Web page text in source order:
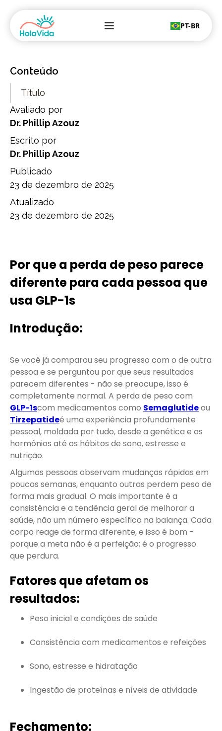
PT-BR
Conteúdo
Título
Avaliado por
Dr. Phillip Azouz
Escrito por
Dr. Phillip Azouz
Publicado
23 de dezembro de 2025
Atualizado
23 de dezembro de 2025
Por que a perda de peso parece
diferente para cada pessoa que
usa GLP-1s
Introdução:
Se você já comparou seu progresso com o de outra
pessoa e se perguntou por que seus resultados
parecem diferentes - não se preocupe, isso é
completamente normal. A perda de peso com
GLP-1scom medicamentos como Semaglutideou
Tirzepatideé uma experiência profundamente
pessoal, moldada por tudo, desde a genética e os
hormônios até os hábitos de sono, estresse e
nutrição.
Algumas pessoas observam mudanças rápidas em
poucas semanas, enquanto outras perdem peso de
forma mais gradual. O mais importante é a
consistência e a tendência geral de melhorar a
saúde, não um número específico na balança. Cada
corpo reage de forma diferente, e isso é bom -
porque a meta não é a perfeição; é o progresso
que perdura.
Fatores que afetam os
resultados:
Peso inicial e condições de saúde
Consistência com medicamentos e refeições
Sono, estresse e hidratação
Ingestão de proteínas e níveis de atividade
Fechamento: